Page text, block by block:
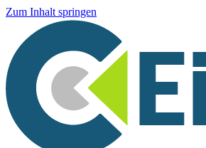
Zum Inhalt springen